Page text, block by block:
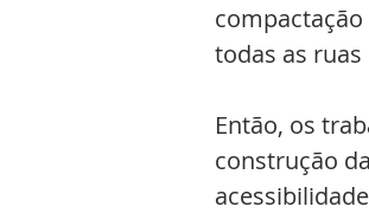
todas as
Então, os
construção